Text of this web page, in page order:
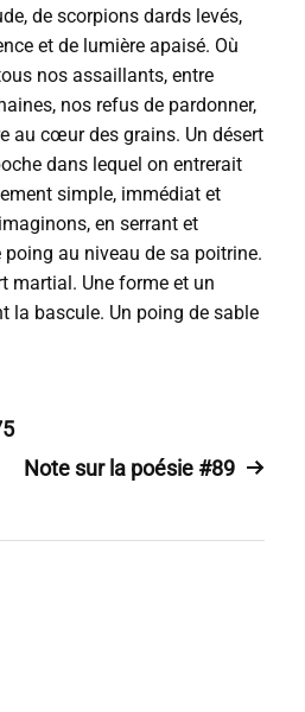
de scorpions dards levés,
et de lumière apaisé. Où
nos assaillants, entre
nos refus de pardonner,
au cœur des grains. Un désert
dans lequel on entrerait
simple, immédiat et
en serrant et
au niveau de sa poitrine.
martial. Une forme et un
la bascule. Un poing de sable
Note sur la poésie #89